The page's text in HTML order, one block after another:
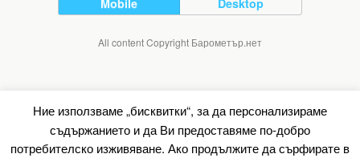
Mobile Desktop
All content Copyright Барометър.нет
Ние използваме „бисквитки“, за да персонализираме
съдържанието и да Ви предоставяме по-добро
потребителско изживяване. Ако продължите да сърфирате в